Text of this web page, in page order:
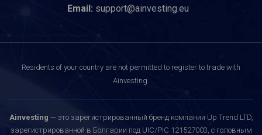
Email: support@ainvesting.eu
Residents of your country are not permitted to register to trade with
Ainvesting.
Ainvesting — это зарегистрированный бренд компании Up Trend LTD,
зарегистрированной в Болгарии под UIC/PIC 121527003, с головным